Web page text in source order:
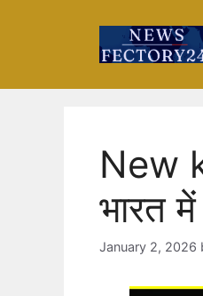
New
भारत
January 2, 2026